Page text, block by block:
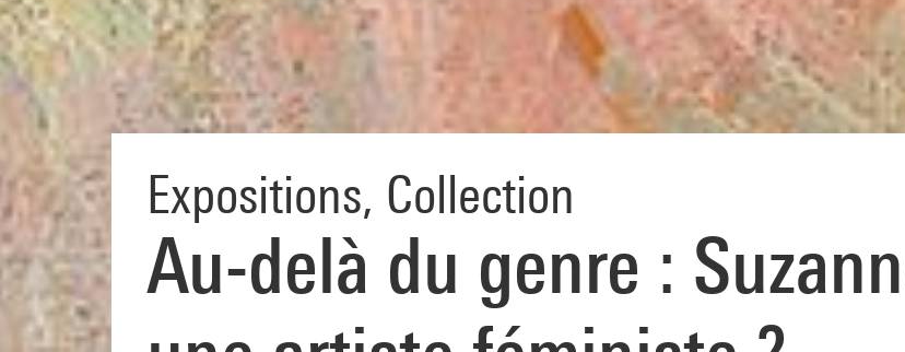
Expositions, Collection
Au-delà du genre :